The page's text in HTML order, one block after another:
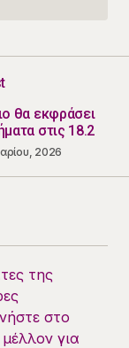
θα εκφράσει
στις 18.2
2026
της
στο
για